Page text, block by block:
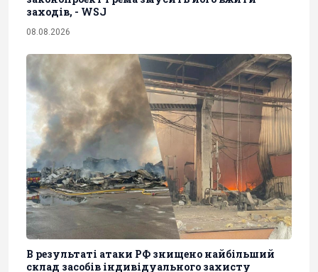
заходів, - WSJ
08.08.2026
В результаті атаки РФ знищено найбільший
склад засобів індивідуального захисту